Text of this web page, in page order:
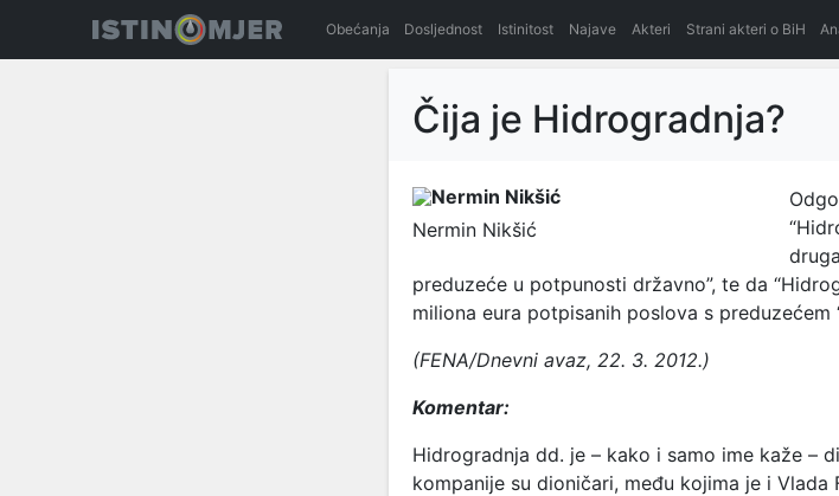
Obećanja Dosljednost Istinitost Najave Akteri Strani akteri o BiH
Čija je Hidrogradnja?
Nermin Nikšić
preduzeće u potpunosti državno”, te da
miliona eura potpisanih poslova s preduzećem
(FENA/Dnevni avaz, 22. 3. 2012.)
Komentar:
Hidrogradnja dd. je – kako i samo ime kaže –
kompanije su dioničari, među kojima je i